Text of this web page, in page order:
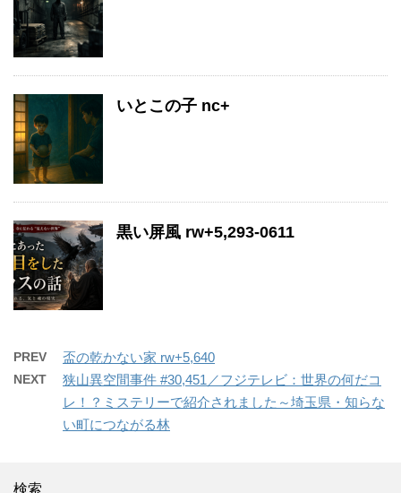
いとこの子 nc+
黒い屏風 rw+5,293-0611
PREV 盃の乾かない家 rw+5,640
NEXT
狭山異空間事件 #30,451／フジテレビ：世界の何だコ
レ！？ミステリーで紹介されました～埼玉県・知らな
い町につながる林
検索